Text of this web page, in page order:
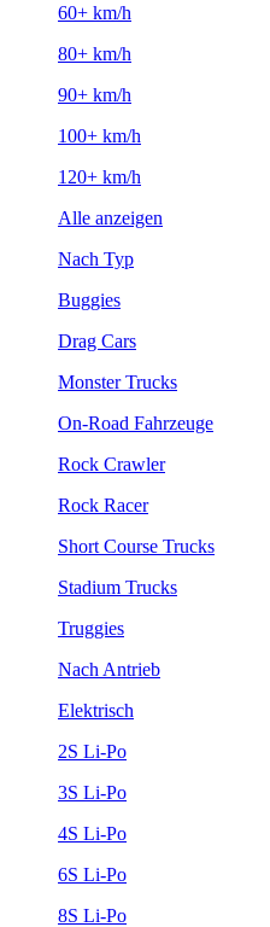
60+ km/h
80+ km/h
90+ km/h
100+ km/h
120+ km/h
Alle anzeigen
Nach Typ
Buggies
Drag Cars
Monster Trucks
On-Road Fahrzeuge
Rock Crawler
Rock Racer
Short Course Trucks
Stadium Trucks
Truggies
Nach Antrieb
Elektrisch
2S Li-Po
3S Li-Po
4S Li-Po
6S Li-Po
8S Li-Po